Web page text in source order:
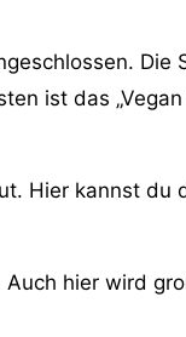
Die
ist das „Vegan
Hier kannst du
hier wird